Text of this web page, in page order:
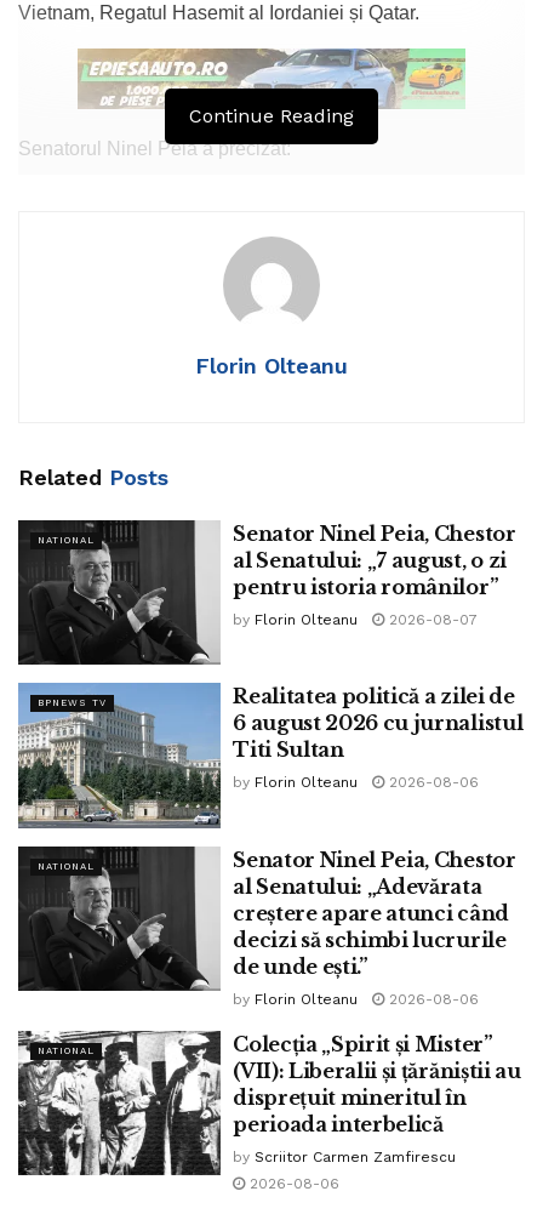
Vietnam, Regatul Hasemit al Iordaniei și Qatar.
Senatorul Ninel Peia a precizat:
La 8 iunie 1930, Regele Carol II a urcat pe tron.
au fost răniți după ce pe Platoul Cotrocenilor s-a prăbușit o
Continue Reading
Florin Olteanu
Related Posts
NATIONAL
Senator Ninel Peia, Chestor
al Senatului: „7 august, o zi
pentru istoria românilor”
by Florin Olteanu 2026-08-07
BPNEWS TV
Realitatea politică a zilei de
6 august 2026 cu jurnalistul
Titi Sultan
by Florin Olteanu 2026-08-06
NATIONAL
Senator Ninel Peia, Chestor
al Senatului: „Adevărata
creștere apare atunci când
decizi să schimbi lucrurile
de unde ești.”
by Florin Olteanu 2026-08-06
NATIONAL
Colecția „Spirit și Mister”
(VII): Liberalii și țărăniștii au
disprețuit mineritul în
perioada interbelică
by Scriitor Carmen Zamfirescu
2026-08-06